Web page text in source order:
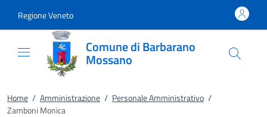
Regione Veneto
Comune di Barbarano
Mossano
Home / Amministrazione / Personale Amministrativo /
Zamboni Monica